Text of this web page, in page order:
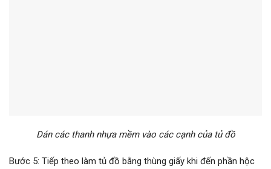
Dán các thanh nhựa mềm vào các cạnh của tủ đồ
Bước 5: Tiếp theo làm tủ đồ bằng thùng giấy khi đến phần hộc